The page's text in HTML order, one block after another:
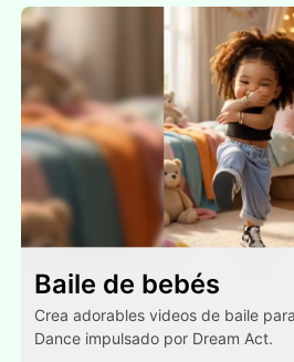
Baile de bebés
Crea adorables videos de baile
Dance impulsado por Dream Act.